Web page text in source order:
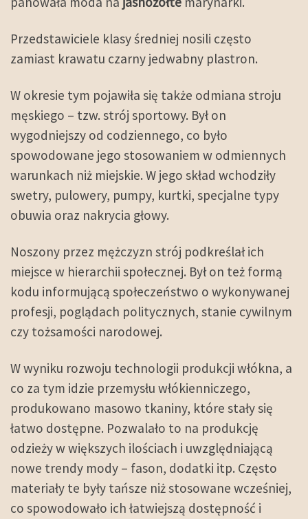
Przedstawiciele klasy średniej nosili często
zamiast krawatu czarny jedwabny plastron.
W okresie tym pojawiła się także odmiana stroju
męskiego – tzw. strój sportowy. Był on
wygodniejszy od codziennego, co było
spowodowane jego stosowaniem w odmiennych
warunkach niż miejskie. W jego skład wchodziły
swetry, pulowery, pumpy, kurtki, specjalne typy
obuwia oraz nakrycia głowy.
Noszony przez mężczyzn strój podkreślał ich
miejsce w hierarchii społecznej. Był on też formą
kodu informującą społeczeństwo o wykonywanej
profesji, poglądach politycznych, stanie cywilnym
czy tożsamości narodowej.
W wyniku rozwoju technologii produkcji włókna, a
co za tym idzie przemysłu włókienniczego,
produkowano masowo tkaniny, które stały się
łatwo dostępne. Pozwalało to na produkcję
odzieży w większych ilościach i uwzględniającą
nowe trendy mody – fason, dodatki itp. Często
materiały te były tańsze niż stosowane wcześniej,
co spowodowało ich łatwiejszą dostępność i